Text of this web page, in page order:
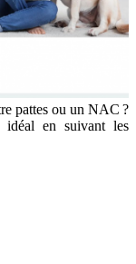
pattes ou un NAC ?
idéal en suivant les